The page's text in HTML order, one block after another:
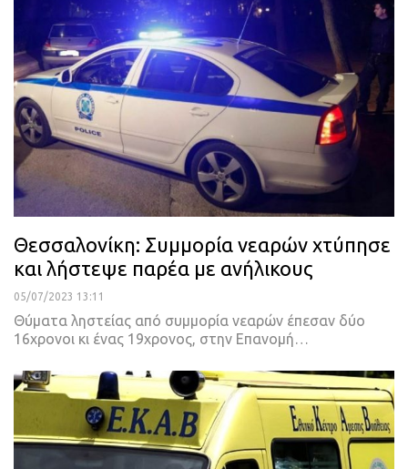
Θεσσαλονίκη: Συμμορία νεαρών χτύπησε
και λήστεψε παρέα με ανήλικους
05/07/2023 13:11
Θύματα ληστείας από συμμορία νεαρών έπεσαν δύο
16χρονοι κι ένας 19χρονος, στην Επανομή…